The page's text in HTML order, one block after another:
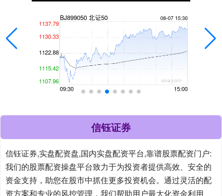
信钰证券
信钰证券,实盘配资盘,国内实盘配资平台,靠谱股票配资门户:
我们的股票配资操盘平台致力于为投资者提供高效、安全的
资金支持，助您在股市中抓住更多投资机会。通过灵活的配
资方案和专业的风控管理，我们帮助用户最大化资金利用